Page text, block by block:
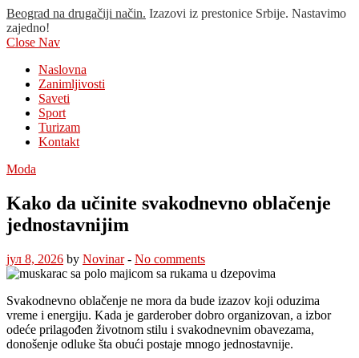
Beograd na drugačiji način. Izazovi iz prestonice Srbije. Nastavimo
zajedno!
Close Nav
Naslovna
Zanimljivosti
Saveti
Sport
Turizam
Kontakt
Moda
Kako da učinite svakodnevno oblačenje
jednostavnijim
јул 8, 2026 by Novinar- No comments
Svakodnevno oblačenje ne mora da bude izazov koji oduzima
vreme i energiju. Kada je garderober dobro organizovan, a izbor
odeće prilagođen životnom stilu i svakodnevnim obavezama,
donošenje odluke šta obući postaje mnogo jednostavnije.